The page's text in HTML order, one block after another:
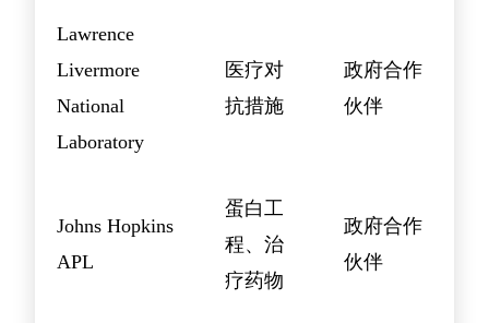
Lawrence
Livermore
National
Laboratory
医疗对
抗措施
政府合作
伙伴
Johns Hopkins
APL
蛋白工
程、治
疗药物
政府合作
伙伴